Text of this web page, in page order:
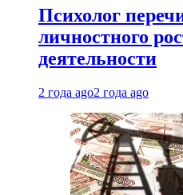
Психолог
личностного
деятельности
2 года ago2 года ago